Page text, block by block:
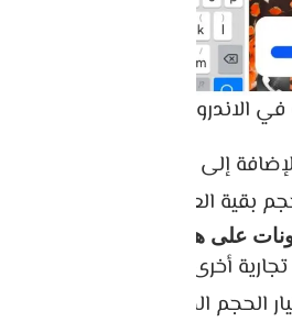
الاندرويد أو تصغيرها
إلى الرموز ، سيؤدي هذا
بقية العناصر على الشاشة.
على هواتف سامسونج
أخرى ، على الرغم من
الحجم الدقيق للرموز ، إلا أنها